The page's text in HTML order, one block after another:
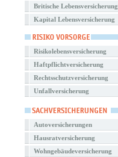
Britische Lebensversicherung
Kapital Lebensversicherung
Risikolebensversicherung
Haftpflichtversicherung
Rechtsschutzversicherung
Unfallversicherung
Autoversicherungen
Hausratversicherung
Wohngebäudeversicherung